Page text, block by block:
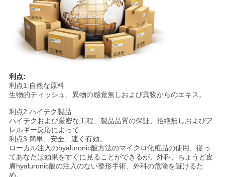
利点:
利点1:自然な原料
生物的ティッシュ、異物の感覚無しおよび異物からのエキス。
利点2:ハイテク製品
ハイテクおよび厳密な工程、製品品質の保証、拒絶無しおよびア
レルギー反応によって
利点3:簡単、安全、速く有効。
ローカル注入のhyaluronic酸方法のマイクロ化粧品の使用、従っ
てあなたは効果をすぐに見ることができるが、外科、ちょうど皮
膚hyaluronic酸の注入のない整形手術、外科の危険を避けるた
め。